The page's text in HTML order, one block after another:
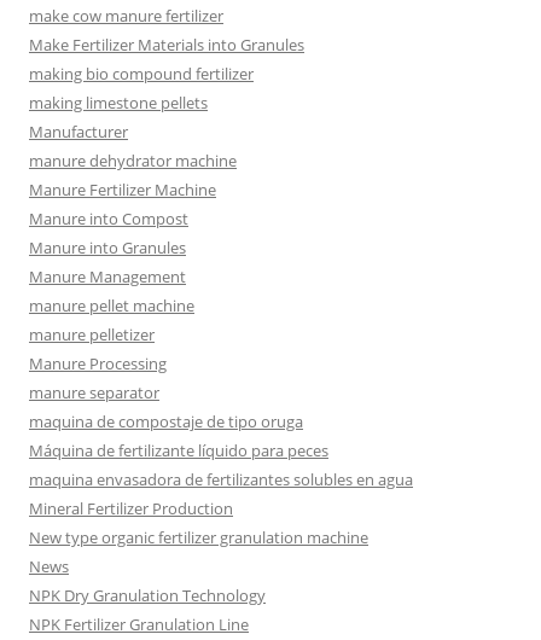
make cow manure fertilizer
Make Fertilizer Materials into Granules
making bio compound fertilizer
making limestone pellets
Manufacturer
manure dehydrator machine
Manure Fertilizer Machine
Manure into Compost
Manure into Granules
Manure Management
manure pellet machine
manure pelletizer
Manure Processing
manure separator
maquina de compostaje de tipo oruga
Máquina de fertilizante líquido para peces
maquina envasadora de fertilizantes solubles en agua
Mineral Fertilizer Production
New type organic fertilizer granulation machine
News
NPK Dry Granulation Technology
NPK Fertilizer Granulation Line